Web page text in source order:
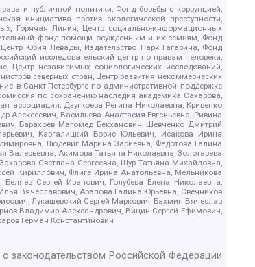
и публичной политики, Фонд борьбы с коррупцией,
инициатива против экологической преступности,
Горячая Линия, Центр социально-информационных
фонд помощи осужденным и их семьям, Фонд
Юрия Левады, Издательство Парк Гагарина, Фонд
исследовательский центр по правам человека,
Центр независимых социологических исследований,
северных стран, Центр развития некоммерческих
в Санкт-Петербурге по административной поддержке
по сохранению наследия академика Сахарова,
ассоциация, Дзугкоева Регина Николаевна, Кривенко
Васильева Анастасия Евгеньевна, Ривина
Барахоев Магомед Бекханович, Шевченко Дмитрий
Каргалицкий Борис Юльевич, Исакова Ирина
Людевиг Марина Зариевна, Федотова Галина
Валерьевна, Акимова Татьяна Николаевна, Золотарева
Светлана Сергеевна, Щур Татьяна Михайловна,
Кириллович, Флиге Ирина Анатольевна, Мельникова
Сергей Иванович, Голубева Елена Николаевна,
Вячеславович, Арапова Галина Юрьевна, Свечников
Лукашевский Сергей Маркович, Бахмин Вячеслав
Владимир Александрович, Вицин Сергей Ефимович,
Герман Константинович
законодательством Российской Федерации